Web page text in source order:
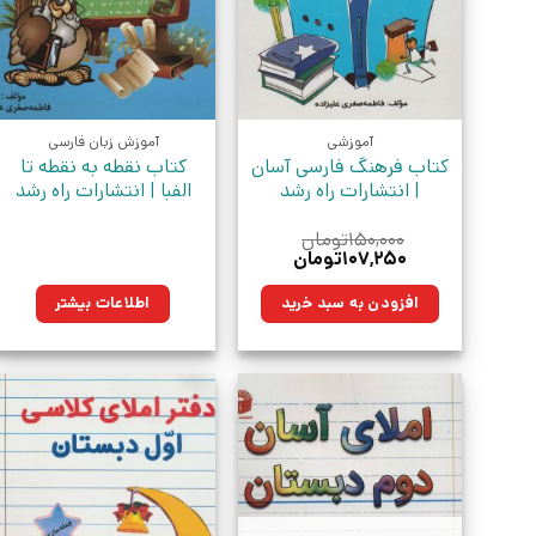
آموزشی
کتاب فرهنگ فارسی آسان
| انتشارات راه رشد
۱۵۰,۰۰۰تومان
قیمت
۱۵۰,۰۰۰تومان
بود.
۱۰۷,۲۵۰تومانقیمت
۱۰۷,۲۵۰تومان.افزودن به سبد خرید
آموزش زبان فارسی
کتاب نقطه به نقطه تا
الفبا | انتشارات راه رشد
اطلاعات بیشتر